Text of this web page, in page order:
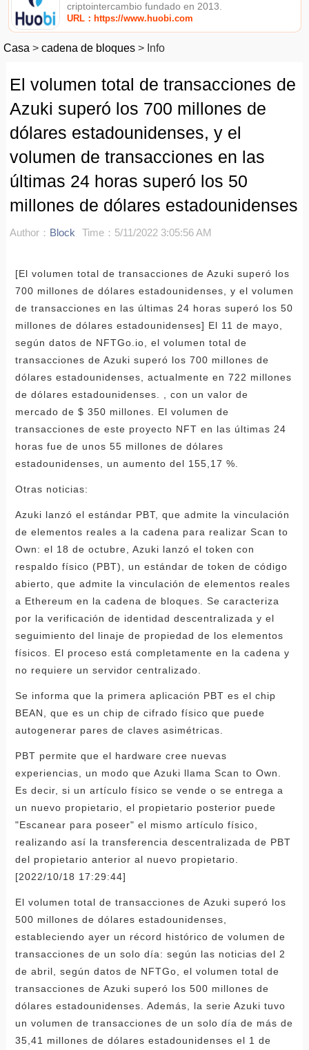
criptointercambio fundado en 2013.
URL：https://www.huobi.com
Casa > cadena de bloques > Info
El volumen total de transacciones de
Azuki superó los 700 millones de
dólares estadounidenses, y el
volumen de transacciones en las
últimas 24 horas superó los 50
millones de dólares estadounidenses
Author： Block Time：5/11/2022 3:05:56 AM
[El volumen total de transacciones de Azuki superó los
700 millones de dólares estadounidenses, y el volumen
de transacciones en las últimas 24 horas superó los 50
millones de dólares estadounidenses] El 11 de mayo,
según datos de NFTGo.io, el volumen total de
transacciones de Azuki superó los 700 millones de
dólares estadounidenses, actualmente en 722 millones
de dólares estadounidenses. , con un valor de
mercado de $ 350 millones. El volumen de
transacciones de este proyecto NFT en las últimas 24
horas fue de unos 55 millones de dólares
estadounidenses, un aumento del 155,17 %.
Otras noticias:
Azuki lanzó el estándar PBT, que admite la vinculación
de elementos reales a la cadena para realizar Scan to
Own: el 18 de octubre, Azuki lanzó el token con
respaldo físico (PBT), un estándar de token de código
abierto, que admite la vinculación de elementos reales
a Ethereum en la cadena de bloques. Se caracteriza
por la verificación de identidad descentralizada y el
seguimiento del linaje de propiedad de los elementos
físicos. El proceso está completamente en la cadena y
no requiere un servidor centralizado.
Se informa que la primera aplicación PBT es el chip
BEAN, que es un chip de cifrado físico que puede
autogenerar pares de claves asimétricas.
PBT permite que el hardware cree nuevas
experiencias, un modo que Azuki llama Scan to Own.
Es decir, si un artículo físico se vende o se entrega a
un nuevo propietario, el propietario posterior puede
"Escanear para poseer" el mismo artículo físico,
realizando así la transferencia descentralizada de PBT
del propietario anterior al nuevo propietario.
[2022/10/18 17:29:44]
El volumen total de transacciones de Azuki superó los
500 millones de dólares estadounidenses,
estableciendo ayer un récord histórico de volumen de
transacciones de un solo día: según las noticias del 2
de abril, según datos de NFTGo, el volumen total de
transacciones de Azuki superó los 500 millones de
dólares estadounidenses. Además, la serie Azuki tuvo
un volumen de transacciones de un solo día de más de
35,41 millones de dólares estadounidenses el 1 de